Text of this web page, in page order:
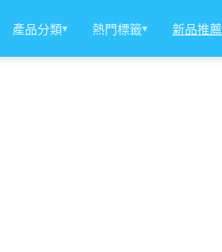
產品分類▾ 熱門標籤▾ 新品推薦